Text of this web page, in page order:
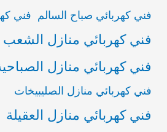
فني كهربائي صباح السالم فني
فني كهربائي منازل الشعب
فني كهربائي منازل
فني كهربائي منازل الصليبيخات
فني كهربائي منازل العقيلة